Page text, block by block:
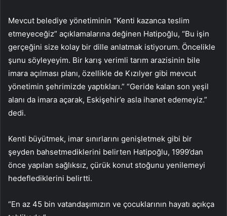
Mevcut belediye yönetiminin “Kenti kazanca teslim
etmeyeceğiz” açıklamalarına değinen Hatipoğlu, “Bu işin
gerçeğini size kolay bir dille anlatmak istiyorum. Öncelikle
şunu söyleyeyim. Bir karış verimli tarım arazisinin bile
imara açılması planı, özellikle de Kızılyer gibi mevcut
yönetimin şehrimizde yaptıkları.” “Geride kalan son yeşil
alanı da imara açarak, Eskişehir’e asla ihanet edemeyiz.”
dedi.
Kenti büyütmek, imar sınırlarını genişletmek gibi bir
şeyden bahsetmediklerini belirten Hatipoğlu, 1999’dan
önce yapılan sağlıksız, çürük konut stoğunu yenilemeyi
hedeflediklerini belirtti.
“En az 45 bin vatandaşımızın ve çocuklarının hayatı açıkça